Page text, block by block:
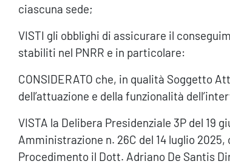
ciascuna sede;
VISTI gli obblighi di assicurare il
stabiliti nel PNRR e in particolare:
CONSIDERATO che, in qualità Soggetto
dell’attuazione e della funzionalità
VISTA la Delibera Presidenziale 3P del 19
Amministrazione n. 26C del 14 luglio
Procedimento il Dott. Adriano De Santis